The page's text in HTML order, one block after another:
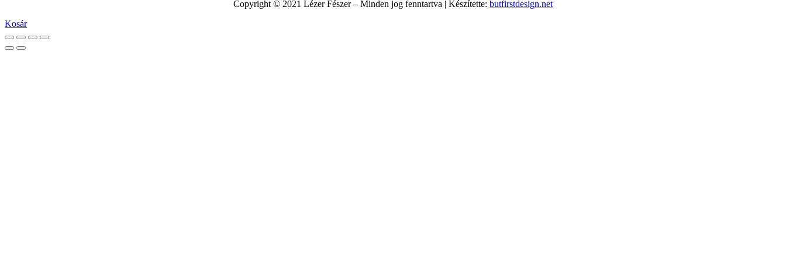
Copyright © 2021 Lézer Fészer – Minden jog fenntartva | Készítette: butfirstdesign.net
Kosár